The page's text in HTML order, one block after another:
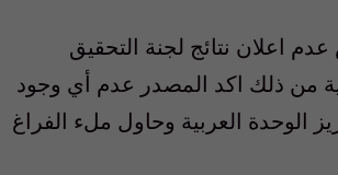
اعلان نتائج لجنة التحقيق
من ذلك اكد المصدر عدم أي وجود
الوحدة العربية وحاول ملء الفراغ